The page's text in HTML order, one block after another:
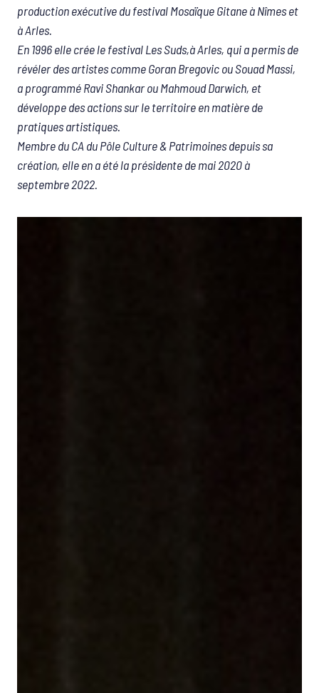
production exécutive du festival Mosaïque Gitane à Nîmes et
à Arles.
En 1996 elle crée le festival Les Suds,à Arles, qui a permis de
révéler des artistes comme Goran Bregovic ou Souad Massi,
a programmé Ravi Shankar ou Mahmoud Darwich, et
développe des actions sur le territoire en matière de
pratiques artistiques.
Membre du CA du Pôle Culture & Patrimoines depuis sa
création, elle en a été la présidente de mai 2020 à
septembre 2022.